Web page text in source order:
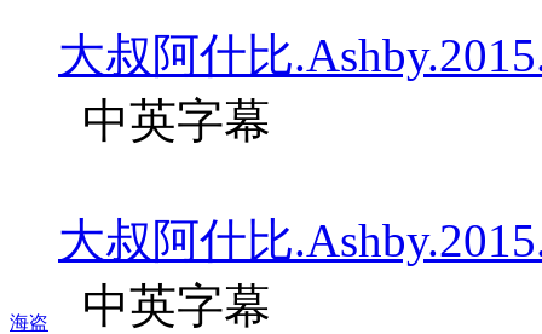
海盗
大叔阿什比
中英字幕
大叔阿什比
中英字幕